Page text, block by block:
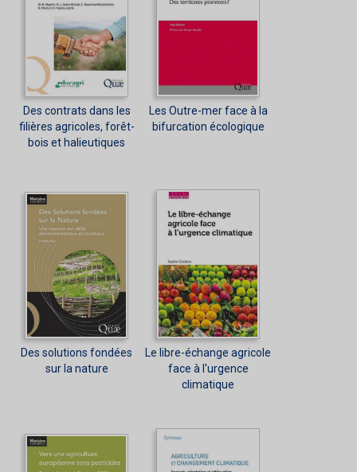
Des contrats dans les
filières agricoles, forêt-
bois et halieutiques
Les Outre-mer face à la
bifurcation écologique
Des solutions fondées
sur la nature
Le libre-échange agricole
face à l'urgence
climatique